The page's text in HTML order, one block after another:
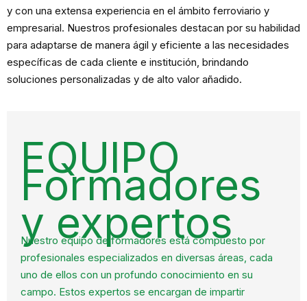
y con una extensa experiencia en el ámbito ferroviario y
empresarial. Nuestros profesionales destacan por su habilidad
para adaptarse de manera ágil y eficiente a las necesidades
específicas de cada cliente e institución, brindando
soluciones personalizadas y de alto valor añadido.
EQUIPO
Formadores
y expertos
Nuestro equipo de formadores está compuesto por
profesionales especializados en diversas áreas, cada
uno de ellos con un profundo conocimiento en su
campo. Estos expertos se encargan de impartir